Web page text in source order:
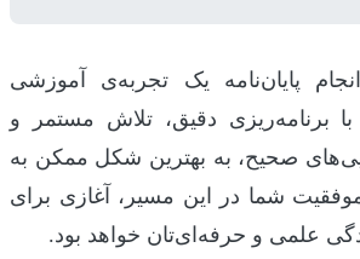
پایان‌نامه یک تجربه‌ی آموزشی
برنامه‌ریزی دقیق، تلاش مستمر و
صحیح، به بهترین شکل ممکن به
شما در این مسیر، آغازی برای
علمی و حرفه‌ای‌تان خواهد بود.